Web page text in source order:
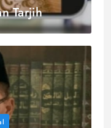
Tarjih